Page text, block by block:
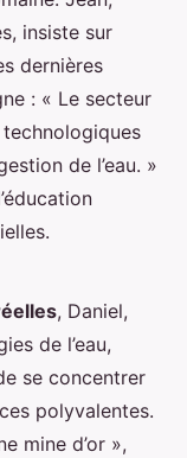
insiste sur
dernières
: « Le secteur
de l’eau. »
, Daniel,
de l’eau,
se concentrer
polyvalentes.
mine d’or »,